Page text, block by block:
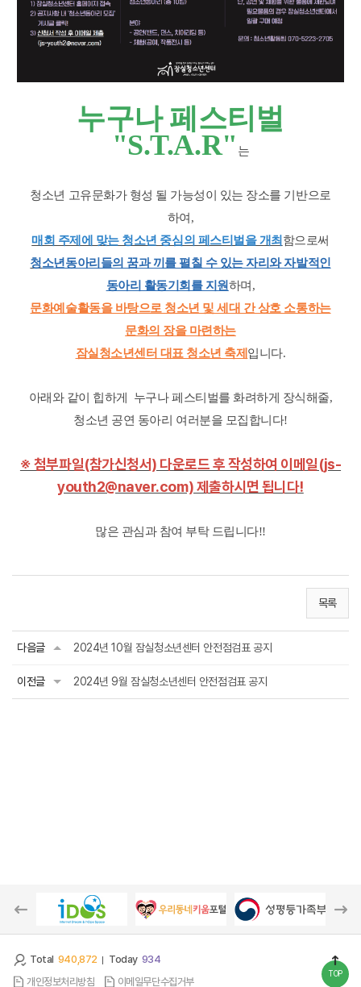
누구나 페스티벌
"S.T.A.R" 는
청소년 고유문화가 형성 될 가능성이 있는 장소를 기반으로
하여,
매회 주제에 맞는 청소년 중심의 페스티벌을 개최 함으로써
청소년동아리들의 꿈과 끼를 펼칠 수 있는 자리와 자발적인
동아리 활동기회를 지원하며,
문화예술활동을 바탕으로 청소년 및 세대 간 상호 소통하는
문화의 장을 마련하는
잠실청소년센터 대표 청소년 축제 입니다.
아래와 같이 힙하게 누구나 페스티벌를 화려하게 장식해줄,
청소년 공연 동아리 여러분을 모집합니다!
※ 첨부파일(참가신청서) 다운로드 후 작성하여 이메일(js-
youth2@naver.com) 제출하시면 됩니다!
많은 관심과 참여 부탁 드립니다!!
목록
다음글 2024년 10월 잠실청소년센터 안전점검표 공지
이전글 2024년 9월 잠실청소년센터 안전점검표 공지
TOP
개인정보처리방침 이메일무단수집거부
Total 940,872 Today 934